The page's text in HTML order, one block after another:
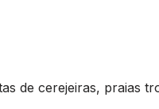
de cerejeiras, praias